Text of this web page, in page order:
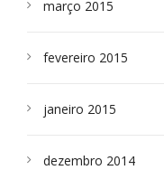
março 2015
fevereiro 2015
janeiro 2015
dezembro 2014